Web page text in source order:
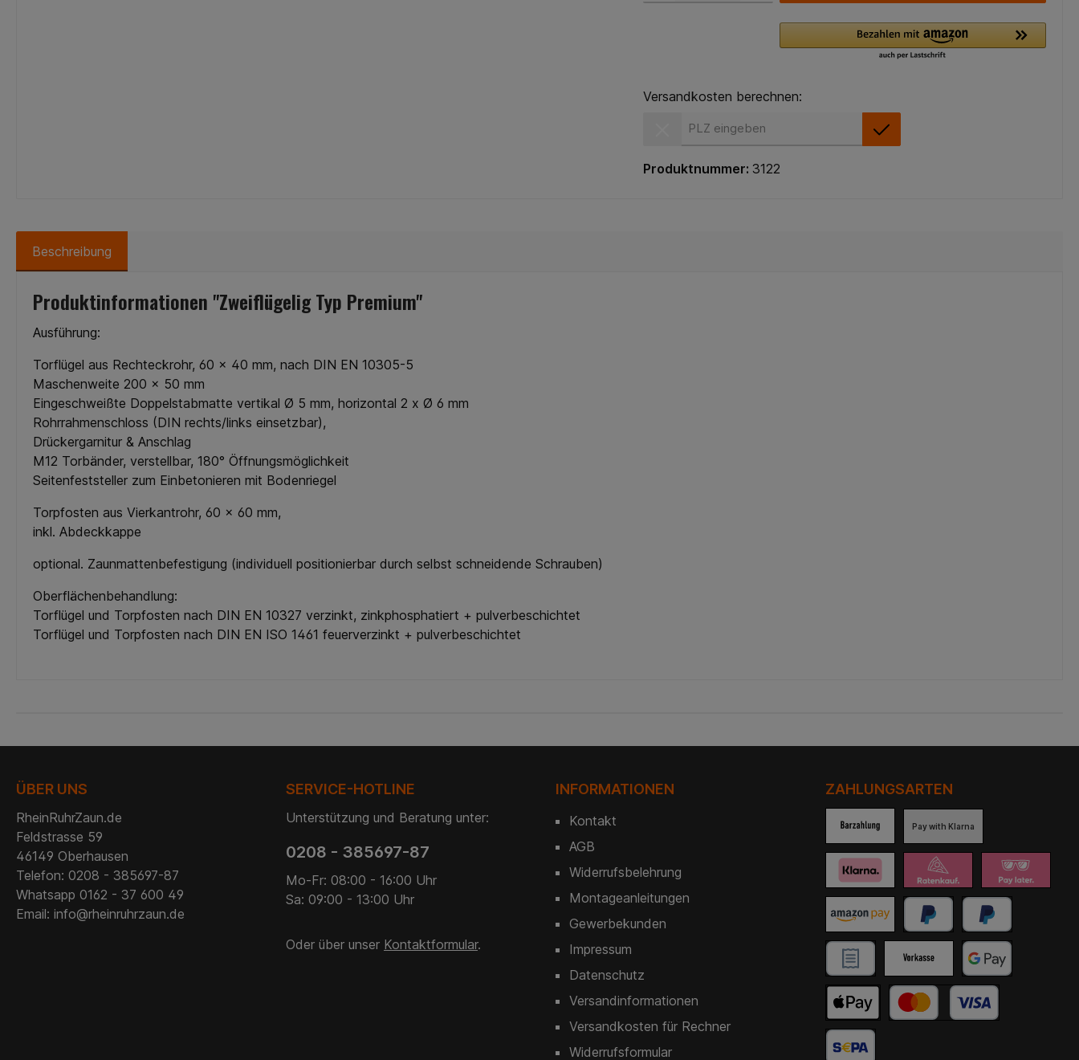
Versandkosten berechnen:
Versandkosten berechnen:
Produktnummer: 3122
Beschreibung
Produktinformationen "Zweiflügelig Typ Premium"
Ausführung:
Torflügel aus Rechteckrohr, 60 x 40 mm, nach DIN EN 10305-5
Maschenweite 200 x 50 mm
Eingeschweißte Doppelstabmatte vertikal Ø 5 mm, horizontal 2 x Ø 6 mm
Rohrrahmenschloss (DIN rechts/links einsetzbar),
Drückergarnitur & Anschlag
M12 Torbänder, verstellbar, 180° Öffnungsmöglichkeit
Seitenfeststeller zum Einbetonieren mit Bodenriegel
Torpfosten aus Vierkantrohr, 60 x 60 mm,
inkl. Abdeckkappe
optional. Zaunmattenbefestigung (individuell positionierbar durch selbst schneidende Schrauben)
Oberflächenbehandlung:
Torflügel und Torpfosten nach DIN EN 10327 verzinkt, zinkphosphatiert + pulverbeschichtet
Torflügel und Torpfosten nach DIN EN ISO 1461 feuerverzinkt + pulverbeschichtet
ÜBER UNS
RheinRuhrZaun.de
Feldstrasse 59
46149 Oberhausen
Telefon: 0208 - 385697-87
Whatsapp 0162 - 37 600 49
Email: info@rheinruhrzaun.de
INFORMATIONEN
Kontakt
AGB
Widerrufsbelehrung
Montageanleitungen
Gewerbekunden
Impressum
Datenschutz
Versandinformationen
Versandkosten für Rechner
Widerrufsformular
SERVICE-HOTLINE
Unterstützung und Beratung unter:
0208 - 385697-87
Mo-Fr: 08:00 - 16:00 Uhr
Sa: 09:00 - 13:00 Uhr
Oder über unser Kontaktformular.
ZAHLUNGSARTEN
Pay with Klarna